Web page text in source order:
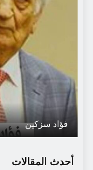
أحدث المقالات
فؤاد سزكين